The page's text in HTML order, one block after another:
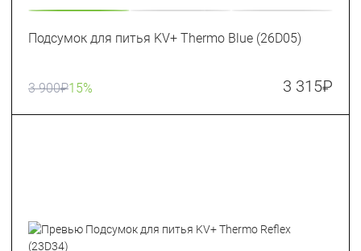
Подсумок для питья KV+ Thermo Blue (26D05)
3 900₽15% 3 315₽